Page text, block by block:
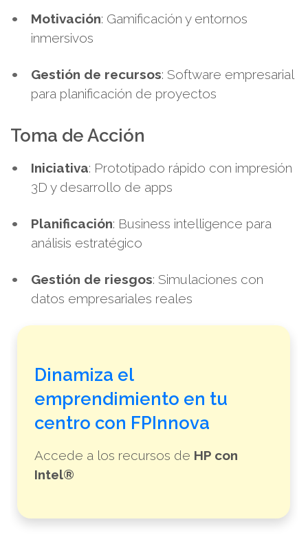
Motivación: Gamificación y entornos
inmersivos
Gestión de recursos: Software empresarial
para planificación de proyectos
Toma de Acción
Iniciativa: Prototipado rápido con impresión
3D y desarrollo de apps
Planificación: Business intelligence para
análisis estratégico
Gestión de riesgos: Simulaciones con
datos empresariales reales
Dinamiza el
emprendimiento en tu
centro con FPInnova
Accede a los recursos de HP con
Intel®